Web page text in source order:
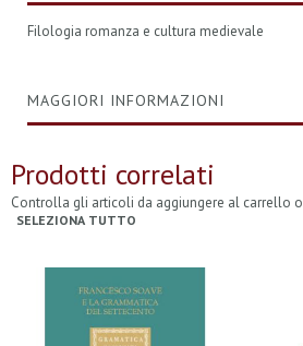
Filologia romanza e cultura medievale
MAGGIORI INFORMAZIONI
Prodotti correlati
Controlla gli articoli da aggiungere al carrello
SELEZIONA TUTTO